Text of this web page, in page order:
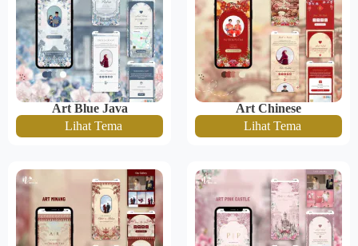
Art Blue Java
Lihat Tema
Art Chinese
Lihat Tema